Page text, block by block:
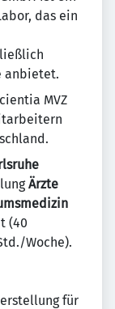
das ein
anbietet.
MVZ
Ärzte
(40
Woche).
für